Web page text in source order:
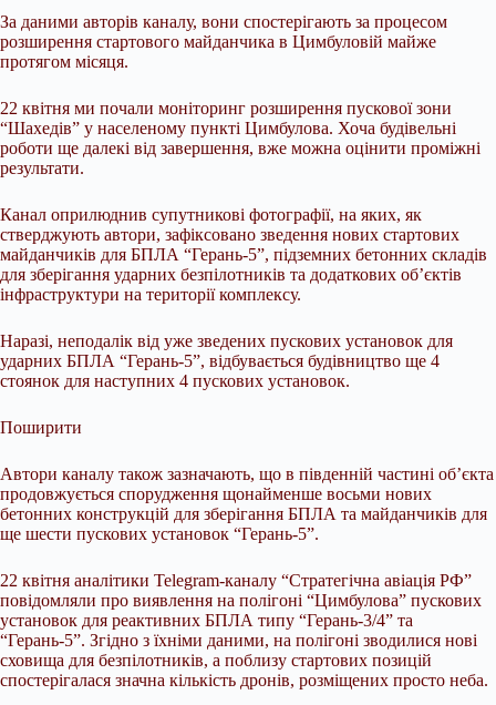
За даними авторів каналу, вони спостерігають за процесом
розширення стартового майданчика в Цимбуловій майже
протягом місяця.
22 квітня ми почали моніторинг розширення пускової зони
“Шахедів” у населеному пункті Цимбулова. Хоча будівельні
роботи ще далекі від завершення, вже можна оцінити проміжні
результати.
Канал оприлюднив супутникові фотографії, на яких, як
стверджують автори, зафіксовано зведення нових стартових
майданчиків для БПЛА “Герань-5”, підземних бетонних складів
для зберігання ударних безпілотників та додаткових об’єктів
інфраструктури на території комплексу.
Наразі, неподалік від уже зведених пускових установок для
ударних БПЛА “Герань-5”, відбувається будівництво ще 4
стоянок для наступних 4 пускових установок.
Поширити
Автори каналу також зазначають, що в південній частині об’єкта
продовжується спорудження щонайменше восьми нових
бетонних конструкцій для зберігання БПЛА та майданчиків для
ще шести пускових установок “Герань-5”.
22 квітня аналітики Telegram-каналу “Стратегічна авіація РФ”
повідомляли про виявлення на полігоні “Цимбулова” пускових
установок для реактивних БПЛА типу “Герань-3/4” та
“Герань-5”. Згідно з їхніми даними, на полігоні зводилися нові
сховища для безпілотників, а поблизу стартових позицій
спостерігалася значна кількість дронів, розміщених просто неба.